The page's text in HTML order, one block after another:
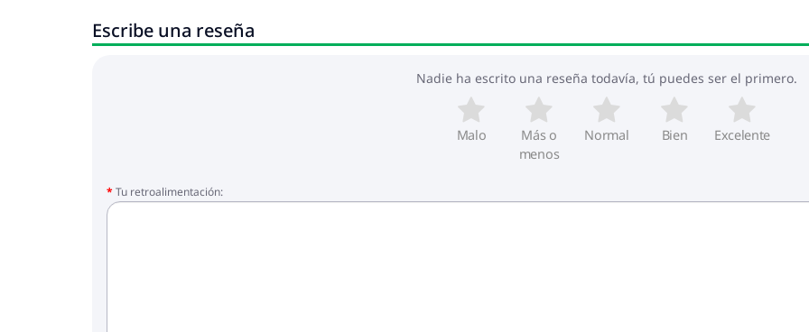
Escribe una reseña
Nadie ha escrito una reseña todavía, tú puedes ser el primero.
Malo
Más o
menos
Normal Bien Excelente
Tu retroalimentación: